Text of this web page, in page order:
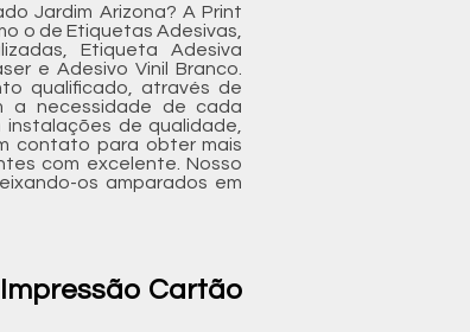
Jardim Arizona? A Print
o de Etiquetas Adesivas,
Etiqueta Adesiva
e Adesivo Vinil Branco.
qualificado, através de
a necessidade de cada
de qualidade,
contato para obter mais
com excelente. Nosso
os amparados em
Cartão